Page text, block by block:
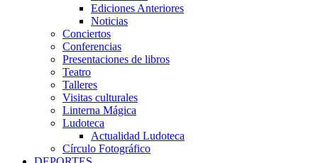
Ediciones Anteriores
Noticias
Conciertos
Conferencias
Presentaciones de libros
Teatro
Talleres
Visitas culturales
Linterna Mágica
Ludoteca
Actualidad Ludoteca
Círculo Fotográfico